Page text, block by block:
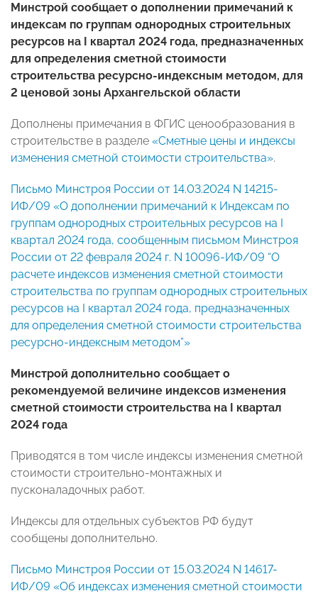
Минстрой сообщает о дополнении примечаний к
индексам по группам однородных строительных
ресурсов на I квартал 2024 года, предназначенных
для определения сметной стоимости
строительства ресурсно-индексным методом, для
2 ценовой зоны Архангельской области
Дополнены примечания в ФГИС ценообразования в
строительстве в разделе «Сметные цены и индексы
изменения сметной стоимости строительства».
Письмо Минстроя России от 14.03.2024 N 14215-
ИФ/09 «О дополнении примечаний к Индексам по
группам однородных строительных ресурсов на I
квартал 2024 года, сообщенным письмом Минстроя
России от 22 февраля 2024 г. N 10096-ИФ/09 “О
расчете индексов изменения сметной стоимости
строительства по группам однородных строительных
ресурсов на I квартал 2024 года, предназначенных
для определения сметной стоимости строительства
ресурсно-индексным методом”»
Минстрой дополнительно сообщает о
рекомендуемой величине индексов изменения
сметной стоимости строительства на I квартал
2024 года
Приводятся в том числе индексы изменения сметной
стоимости строительно-монтажных и
пусконаладочных работ.
Индексы для отдельных субъектов РФ будут
сообщены дополнительно.
Письмо Минстроя России от 15.03.2024 N 14617-
ИФ/09 «Об индексах изменения сметной стоимости